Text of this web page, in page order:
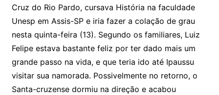
Cruz do Rio Pardo, cursava História na faculdade
Unesp em Assis-SP e iria fazer a colação de grau
nesta quinta-feira (13). Segundo os familiares, Luiz
Felipe estava bastante feliz por ter dado mais um
grande passo na vida, e que teria ido até Ipaussu
visitar sua namorada. Possivelmente no retorno, o
Santa-cruzense dormiu na direção e acabou